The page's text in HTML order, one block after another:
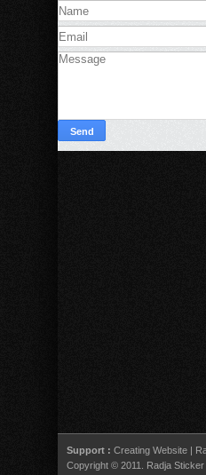
Support : Creating Website |
Copyright © 2011. Radja Sticker